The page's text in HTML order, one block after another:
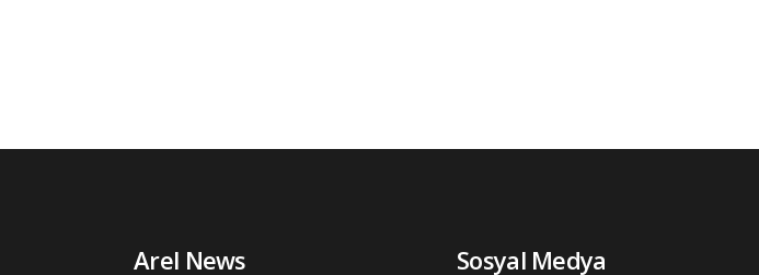
Arel News Sosyal Medya